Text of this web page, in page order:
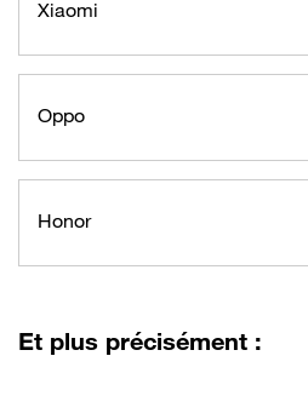
Xiaomi
Oppo
Honor
Et plus précisément :